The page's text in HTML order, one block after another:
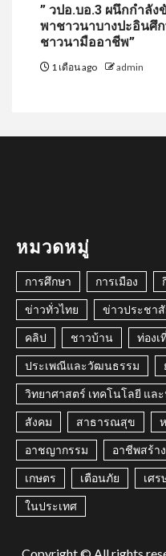
” วปอ.บอ.3 ผนึกกำลั
พาชาวนาบางปะอินศึก
ชาวนามืออาชีพ”
1 เดือน ago admin
หมวดหมู่
การศึกษา การเมือง
ข่าวทั่วไทย ข่าวประชา
คลิป ชาวบ้าน ท่องเ
ประเพณีและวัฒนธรรม
วิทยาศาสตร์ เทคโนโลยี แล
สังคม สาธารณสุข
อาชญากรรม อาชีพสร้า
เกษตร เตือนภัย เศร
ในประเทศ